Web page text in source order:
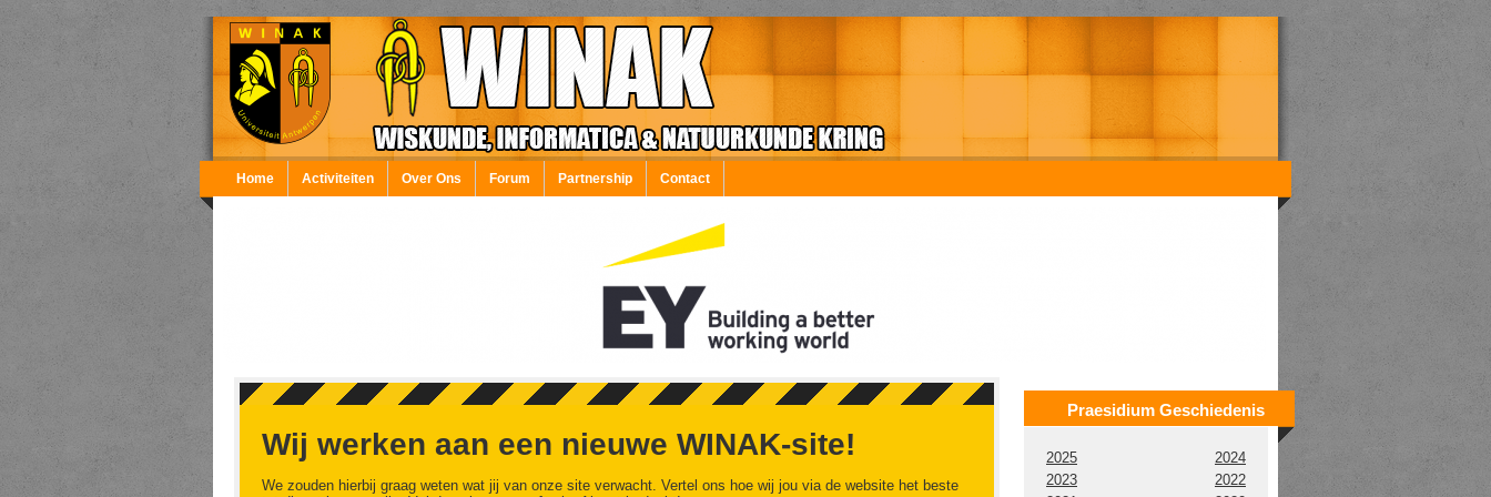
Overslaan en naar de inhoud gaan
Home Activiteiten Over Ons Forum Partnership Contact
Wij werken aan een nieuwe WINAK-site!
We zouden hierbij graag weten wat jij van onze site verwacht. Vertel ons hoe wij jou via de website het beste
Praesidium Geschiedenis
2025
2024
2023
2022